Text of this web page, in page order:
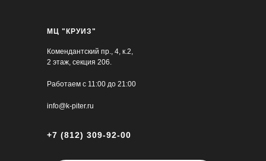
Vladussi
МЦ "КРУИЗ"
+7 (812) 309-92-00
Комендантский пр., 4, к.2,
2 этаж, секция 206.
Работаем с 11:00 до 21:00
info@k-piter.ru